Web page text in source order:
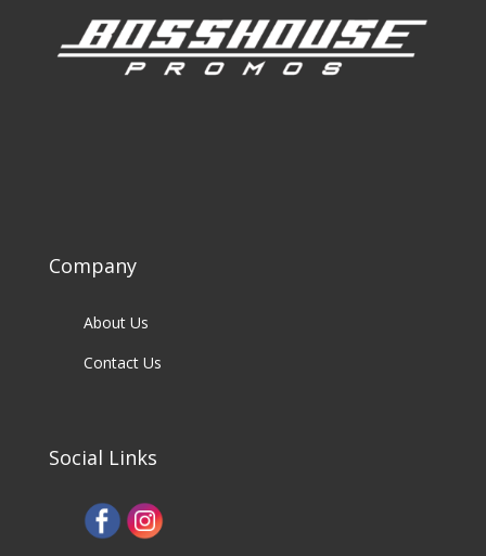
Company
About Us
Contact Us
Social Links